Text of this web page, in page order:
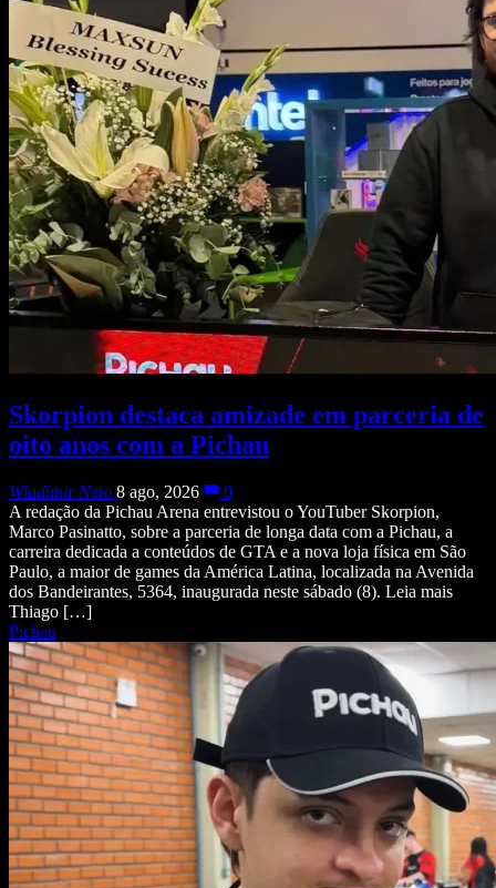
Skorpion destaca amizade em parceria de
oito anos com a Pichau
Wladimir Neto 8 ago, 2026
0
A redação da Pichau Arena entrevistou o YouTuber Skorpion,
Marco Pasinatto, sobre a parceria de longa data com a Pichau, a
carreira dedicada a conteúdos de GTA e a nova loja física em São
Paulo, a maior de games da América Latina, localizada na Avenida
dos Bandeirantes, 5364, inaugurada neste sábado (8). Leia mais
Thiago […]
Pichau